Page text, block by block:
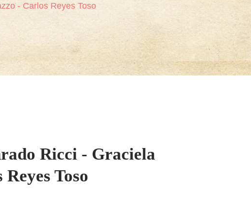
- Carlos Reyes Toso
Ricci - Graciela
Toso